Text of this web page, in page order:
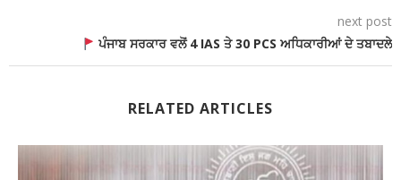
next post
ਪੰਜਾਬ ਸਰਕਾਰ ਵਲੋਂ 4 IAS ਤੇ 30 PCS ਅਧਿਕਾਰੀਆਂ ਦੇ ਤਬਾਦਲੇ
RELATED ARTICLES